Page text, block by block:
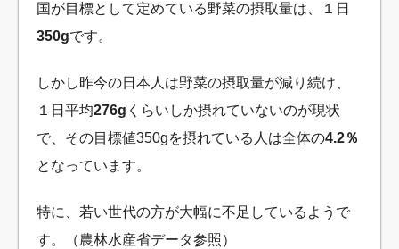
国が目標として定めている野菜の摂取量は、１日
350gです。
しかし昨今の日本人は野菜の摂取量が減り続け、
１日平均276g くらいしか摂れていないのが現状
で、その目標値350gを摂れている人は全体の4.2％
となっています。
特に、若い世代の方が大幅に不足しているようで
す。（農林水産省データ参照）